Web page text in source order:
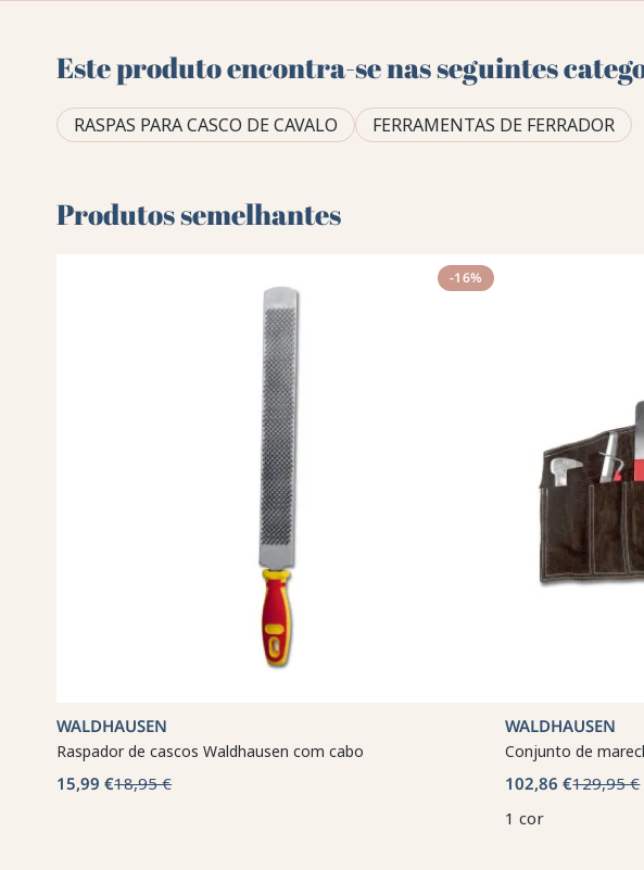
Este produto encontra-se nas seguintes
RASPAS PARA CASCO DE CAVALO FERRAMENTAS DE FERRADOR
Produtos semelhantes
-16%
WALDHAUSEN
Raspador de cascos Waldhausen com cabo
15,99 €18,95 €
WALDHAUSEN
Conjunto de
102,86 €129,95 €
1 cor